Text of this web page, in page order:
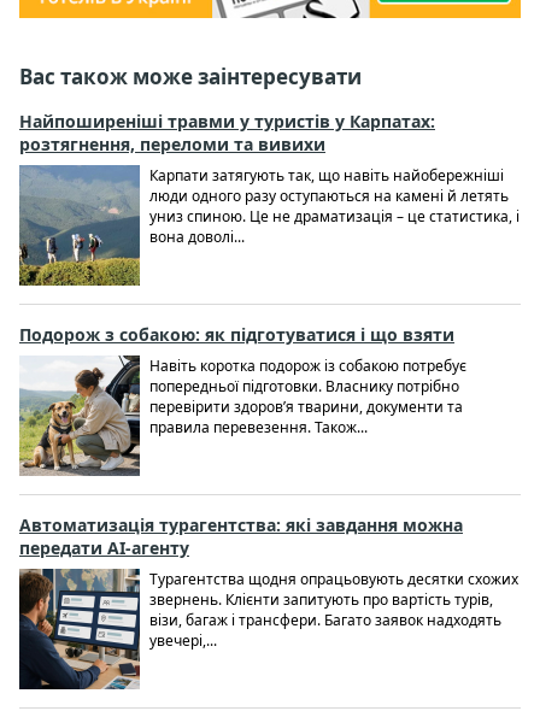
Вас також може заінтересувати
Найпоширеніші травми у туристів у Карпатах:
розтягнення, переломи та вивихи
Карпати затягують так, що навіть найобережніші
люди одного разу оступаються на камені й летять
униз спиною. Це не драматизація – це статистика, і
вона доволі...
Подорож з собакою: як підготуватися і що взяти
Навіть коротка подорож із собакою потребує
попередньої підготовки. Власнику потрібно
перевірити здоров’я тварини, документи та
правила перевезення. Також...
Автоматизація турагентства: які завдання можна
передати AI-агенту
Турагентства щодня опрацьовують десятки схожих
звернень. Клієнти запитують про вартість турів,
візи, багаж і трансфери. Багато заявок надходять
увечері,...